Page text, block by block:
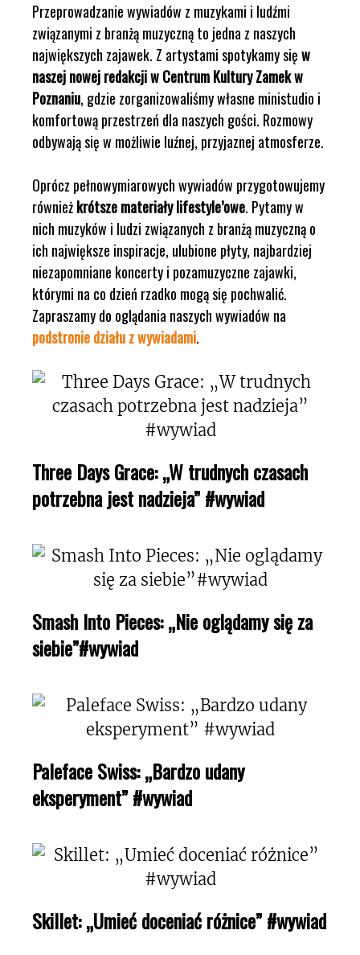
Przeprowadzanie wywiadów z muzykami i ludźmi
związanymi z branżą muzyczną to jedna z naszych
największych zajawek. Z artystami spotykamy sięw
naszej nowej redakcji w Centrum Kultury Zamek w
Poznaniu, gdzie zorganizowaliśmy własne ministudio i
komfortową przestrzeń dla naszych gości. Rozmowy
odbywają się w możliwie luźnej, przyjaznej atmosferze.
Oprócz pełnowymiarowych wywiadów przygotowujemy
równieżkrótsze materiały lifestyle’owe. Pytamy w
nich muzyków i ludzi związanych z branżą muzyczną o
ich największe inspiracje, ulubione płyty, najbardziej
niezapomniane koncerty i pozamuzyczne zajawki,
którymi na co dzień rzadko mogą się pochwalić.
Zapraszamy do oglądania naszych wywiadów na
podstronie działu z wywiadami.
Three Days Grace: „W trudnych czasach
potrzebna jest nadzieja” #wywiad
Smash Into Pieces: „Nie oglądamy się za
siebie”#wywiad
Paleface Swiss: „Bardzo udany
eksperyment” #wywiad
Skillet: „Umieć doceniać różnice” #wywiad